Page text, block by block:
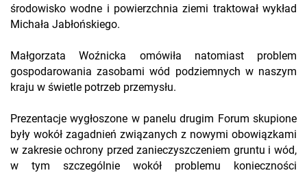
środowisko wodne i powierzchnia ziemi traktował wykład
Michała Jabłońskiego.
Małgorzata Woźnicka omówiła natomiast problem
gospodarowania zasobami wód podziemnych w naszym
kraju w świetle potrzeb przemysłu.
Prezentacje wygłoszone w panelu drugim Forum skupione
były wokół zagadnień związanych z nowymi obowiązkami
w zakresie ochrony przed zanieczyszczeniem gruntu i wód,
w tym szczególnie wokół problemu konieczności